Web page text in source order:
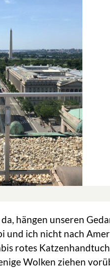
hängen unseren
und ich nicht nach
rotes
Wolken ziehen